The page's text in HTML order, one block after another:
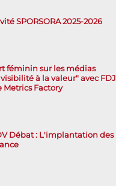
SPORSORA 2025-2026
féminin sur les médias
à la valeur" avec FDJ
Metrics Factory
Débat : L'implantation des